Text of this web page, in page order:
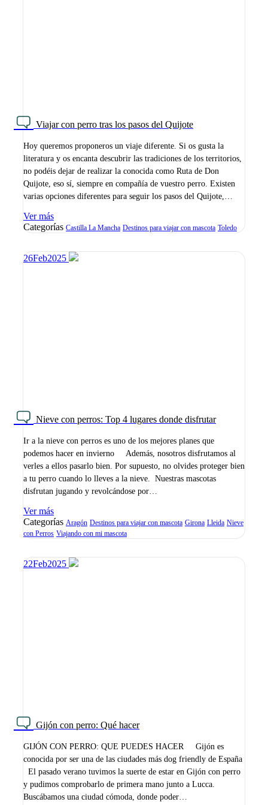
Viajar con perro tras los pasos del Quijote
Hoy queremos proponeros un viaje diferente. Si os gusta la
literatura y os encanta descubrir las tradiciones de los territorios,
no podéis dejar de realizar la conocida como Ruta de Don
Quijote, eso sí, siempre en compañía de vuestro perro. Existen
varias opciones diferentes para seguir los pasos del Quijote,…
Ver más
Categorías Castilla La Mancha Destinos para viajar con mascota Toledo
26Feb2025
Nieve con perros: Top 4 lugares donde disfrutar
Ir a la nieve con perros es uno de los mejores planes que
podemos hacer en invierno Además, nosotros disfrutamos al
verles a ellos pasarlo bien. Por supuesto, no olvides proteger bien
a tu perro cuando lo lleves a la nieve. Nuestras mascotas
disfrutan jugando y revolcándose por…
Ver más
Categorías Aragón Destinos para viajar con mascota Girona Lleida Nieve
con Perros Viajando con mi mascota
22Feb2025
Gijón con perro: Qué hacer
GIJÓN CON PERRO: QUE PUEDES HACER Gijón es
conocida por ser una de las ciudades más dog friendly de España
El pasado verano tuvimos la suerte de estar en Gijón con perro
y pudimos comprobarlo de primera mano junto a Lucca.
Buscábamos una ciudad cómoda, donde poder…